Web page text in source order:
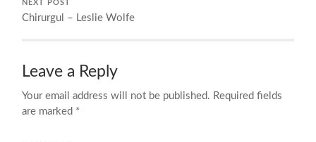
NEXT POST
Chirurgul – Leslie Wolfe
Leave a Reply
Your email address will not be published. Required fields
are marked *